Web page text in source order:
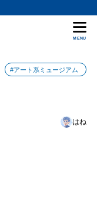
MENU
#アート系ミュージアム
はね